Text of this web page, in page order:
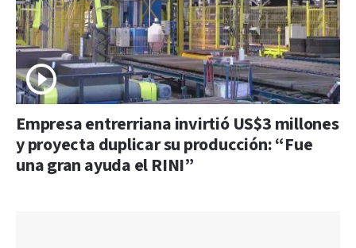
Empresa entrerriana invirtió US$3 millones
y proyecta duplicar su producción: “Fue
una gran ayuda el RINI”